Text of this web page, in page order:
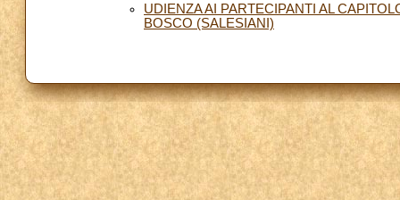
UDIENZA AI PARTECIPANTI AL
BOSCO (SALESIANI)